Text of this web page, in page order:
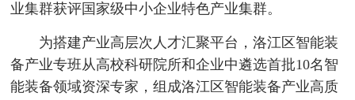
业集群获评国家级中小企业特色产业集群。
为搭建产业高层次人才汇聚平台，洛江区智能装
备产业专班从高校科研院所和企业中遴选首批10名智
能装备领域资深专家，组成洛江区智能装备产业高质